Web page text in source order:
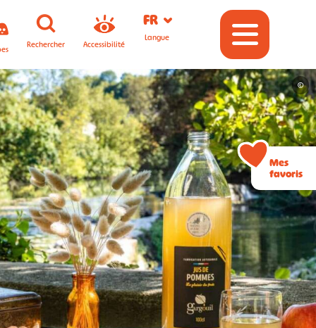
Rechercher Accessibilité
FR
Langue
©
Mes
favoris